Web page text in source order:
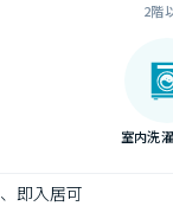
2階
室内洗
即入居可